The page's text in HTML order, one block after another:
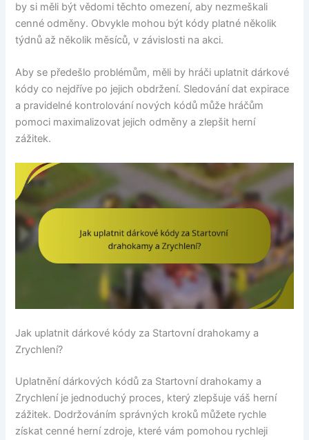
by si měli být vědomi těchto omezení, aby nezmeškali
cenné odměny. Obvykle mohou být kódy platné několik
týdnů až několik měsíců, v závislosti na akci.
Aby se předešlo problémům, měli by hráči uplatnit dárkové
kódy co nejdříve po jejich obdržení. Sledování dat expirace
a pravidelné kontrolování nových kódů může hráčům
pomoci maximalizovat jejich odměny a zlepšit herní
zážitek.
Jak uplatnit dárkové kódy za Startovní drahokamy a
Zrychlení?
Uplatnění dárkových kódů za Startovní drahokamy a
Zrychlení je jednoduchý proces, který zlepšuje váš herní
zážitek. Dodržováním správných kroků můžete rychle
získat cenné herní zdroje, které vám pomohou rychleji